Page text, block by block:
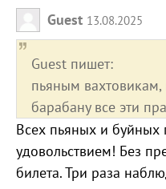
Guest 13.08.2025
Guest пишет:
пьяным
барабану все эти
Всех пьяных и буйных
удовольствием! Без
билета. Три раза